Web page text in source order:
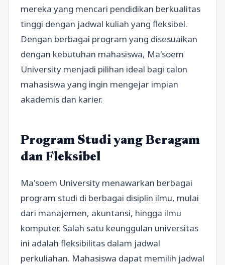
mereka yang mencari pendidikan berkualitas
tinggi dengan jadwal kuliah yang fleksibel.
Dengan berbagai program yang disesuaikan
dengan kebutuhan mahasiswa, Ma'soem
University menjadi pilihan ideal bagi calon
mahasiswa yang ingin mengejar impian
akademis dan karier.
Program Studi yang Beragam
dan Fleksibel
Ma'soem University menawarkan berbagai
program studi di berbagai disiplin ilmu, mulai
dari manajemen, akuntansi, hingga ilmu
komputer. Salah satu keunggulan universitas
ini adalah fleksibilitas dalam jadwal
perkuliahan. Mahasiswa dapat memilih jadwal